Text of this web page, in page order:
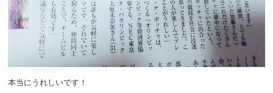
本当にうれしいです！